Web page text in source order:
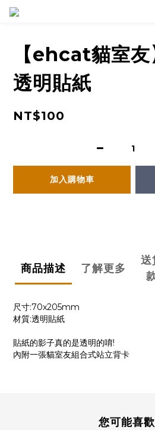
【ehcat貓室
透明貼紙
NT$100
加入購物車
商品描述 了解更多
送
尺寸:70x205mm
材質:透明貼紙
貼紙的影子真的是透明的唷!
內附一張貓室友組合式站立背卡
您可能喜